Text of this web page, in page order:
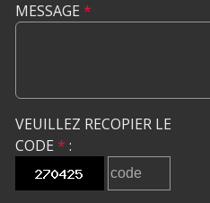
MESSAGE *
VEUILLEZ RECOPIER LE
CODE * :